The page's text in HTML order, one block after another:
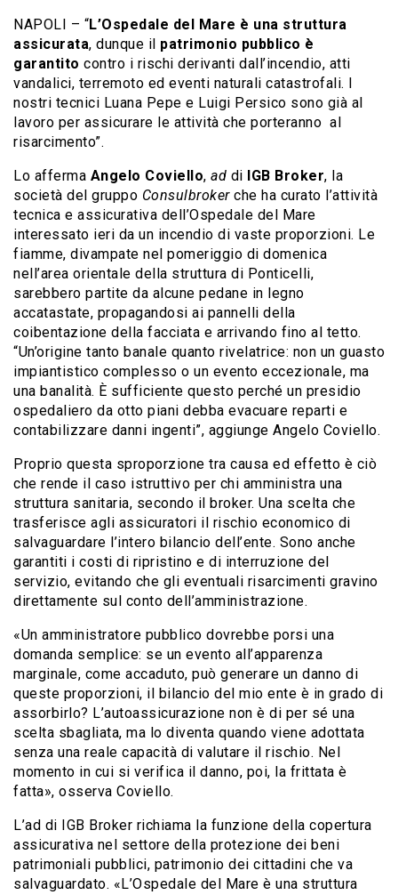
NAPOLI – “L’Ospedale del Mare è una struttura
assicurata, dunque il patrimonio pubblico è
garantito contro i rischi derivanti dall’incendio, atti
vandalici, terremoto ed eventi naturali catastrofali. I
nostri tecnici Luana Pepe e Luigi Persico sono già al
lavoro per assicurare le attività che porteranno al
risarcimento”.
Lo afferma Angelo Coviello, ad di IGB Broker, la
società del gruppo Consulbroker che ha curato l’attività
tecnica e assicurativa dell’Ospedale del Mare
interessato ieri da un incendio di vaste proporzioni. Le
fiamme, divampate nel pomeriggio di domenica
nell’area orientale della struttura di Ponticelli,
sarebbero partite da alcune pedane in legno
accatastate, propagandosi ai pannelli della
coibentazione della facciata e arrivando fino al tetto.
“Un’origine tanto banale quanto rivelatrice: non un guasto
impiantistico complesso o un evento eccezionale, ma
una banalità. È sufficiente questo perché un presidio
ospedaliero da otto piani debba evacuare reparti e
contabilizzare danni ingenti”, aggiunge Angelo Coviello.
Proprio questa sproporzione tra causa ed effetto è ciò
che rende il caso istruttivo per chi amministra una
struttura sanitaria, secondo il broker. Una scelta che
trasferisce agli assicuratori il rischio economico di
salvaguardare l’intero bilancio dell’ente. Sono anche
garantiti i costi di ripristino e di interruzione del
servizio, evitando che gli eventuali risarcimenti gravino
direttamente sul conto dell’amministrazione.
«Un amministratore pubblico dovrebbe porsi una
domanda semplice: se un evento all’apparenza
marginale, come accaduto, può generare un danno di
queste proporzioni, il bilancio del mio ente è in grado di
assorbirlo? L’autoassicurazione non è di per sé una
scelta sbagliata, ma lo diventa quando viene adottata
senza una reale capacità di valutare il rischio. Nel
momento in cui si verifica il danno, poi, la frittata è
fatta», osserva Coviello.
L’ad di IGB Broker richiama la funzione della copertura
assicurativa nel settore della protezione dei beni
patrimoniali pubblici, patrimonio dei cittadini che va
salvaguardato. «L’Ospedale del Mare è una struttura